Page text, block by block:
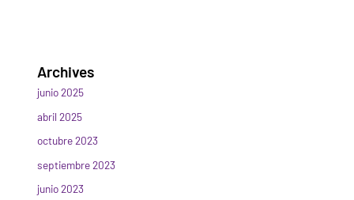
Archives
junio 2025
abril 2025
octubre 2023
septiembre 2023
junio 2023